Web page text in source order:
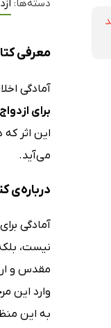
دسته‌ها:
معرفی
آمادگی
برای ازدواج
این اثر
می‌آید.
درباره‌ی
آمادگی
نیست،
مقدس و
وارد این
به این